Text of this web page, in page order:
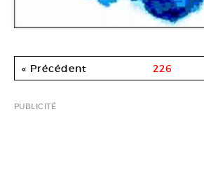
« Précédent 226
PUBLICITÉ